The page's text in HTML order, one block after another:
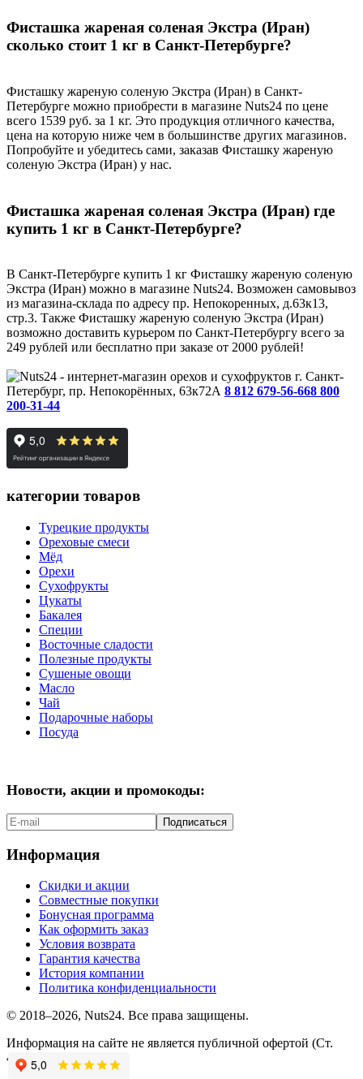
Фисташка жареная соленая Экстра (Иран)
сколько стоит 1 кг в Санкт-Петербурге?
Фисташку жареную соленую Экстра (Иран) в Санкт-
Петербурге можно приобрести в магазине Nuts24 по цене
всего 1539 руб. за 1 кг. Это продукция отличного качества,
цена на которую ниже чем в большинстве других магазинов.
Попробуйте и убедитесь сами, заказав Фисташку жареную
соленую Экстра (Иран) у нас.
Фисташка жареная соленая Экстра (Иран) где
купить 1 кг в Санкт-Петербурге?
В Санкт-Петербурге купить 1 кг Фисташку жареную соленую
Экстра (Иран) можно в магазине Nuts24. Возможен самовывоз
из магазина-склада по адресу пр. Непокоренных, д.63к13,
стр.3. Также Фисташку жареную соленую Экстра (Иран)
возможно доставить курьером по Санкт-Петербургу всего за
249 рублей или бесплатно при заказе от 2000 рублей!
г. Санкт-
Петербург, пр. Непокорённых, 63к72А 8 812 679-56-668 800
200-31-44
категории товаров
Турецкие продукты
Ореховые смеси
Мёд
Орехи
Сухофрукты
Цукаты
Бакалея
Специи
Восточные сладости
Полезные продукты
Сушеные овощи
Масло
Чай
Подарочные наборы
Посуда
Новости, акции и промокоды:
Подписаться
Информация
Скидки и акции
Совместные покупки
Бонусная программа
Как оформить заказ
Условия возврата
Гарантия качества
История компании
Политика конфиденциальности
© 2018–2026, Nuts24. Все права защищены.
Информация на сайте не является публичной офертой (Ст.
437.2 ГК РФ).